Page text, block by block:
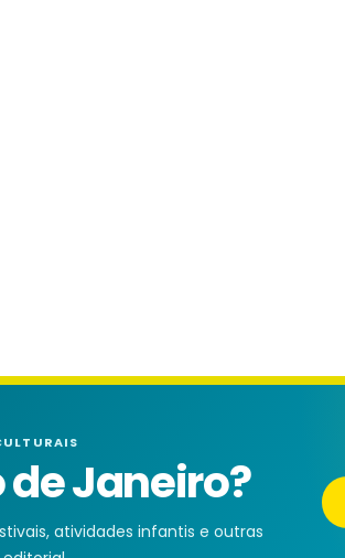
de Janeiro?
atividades infantis e outras